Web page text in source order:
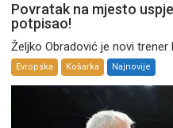
Povratak na mjesto
potpisao!
Željko Obradović je novi trener
Evropska Košarka Najnovije